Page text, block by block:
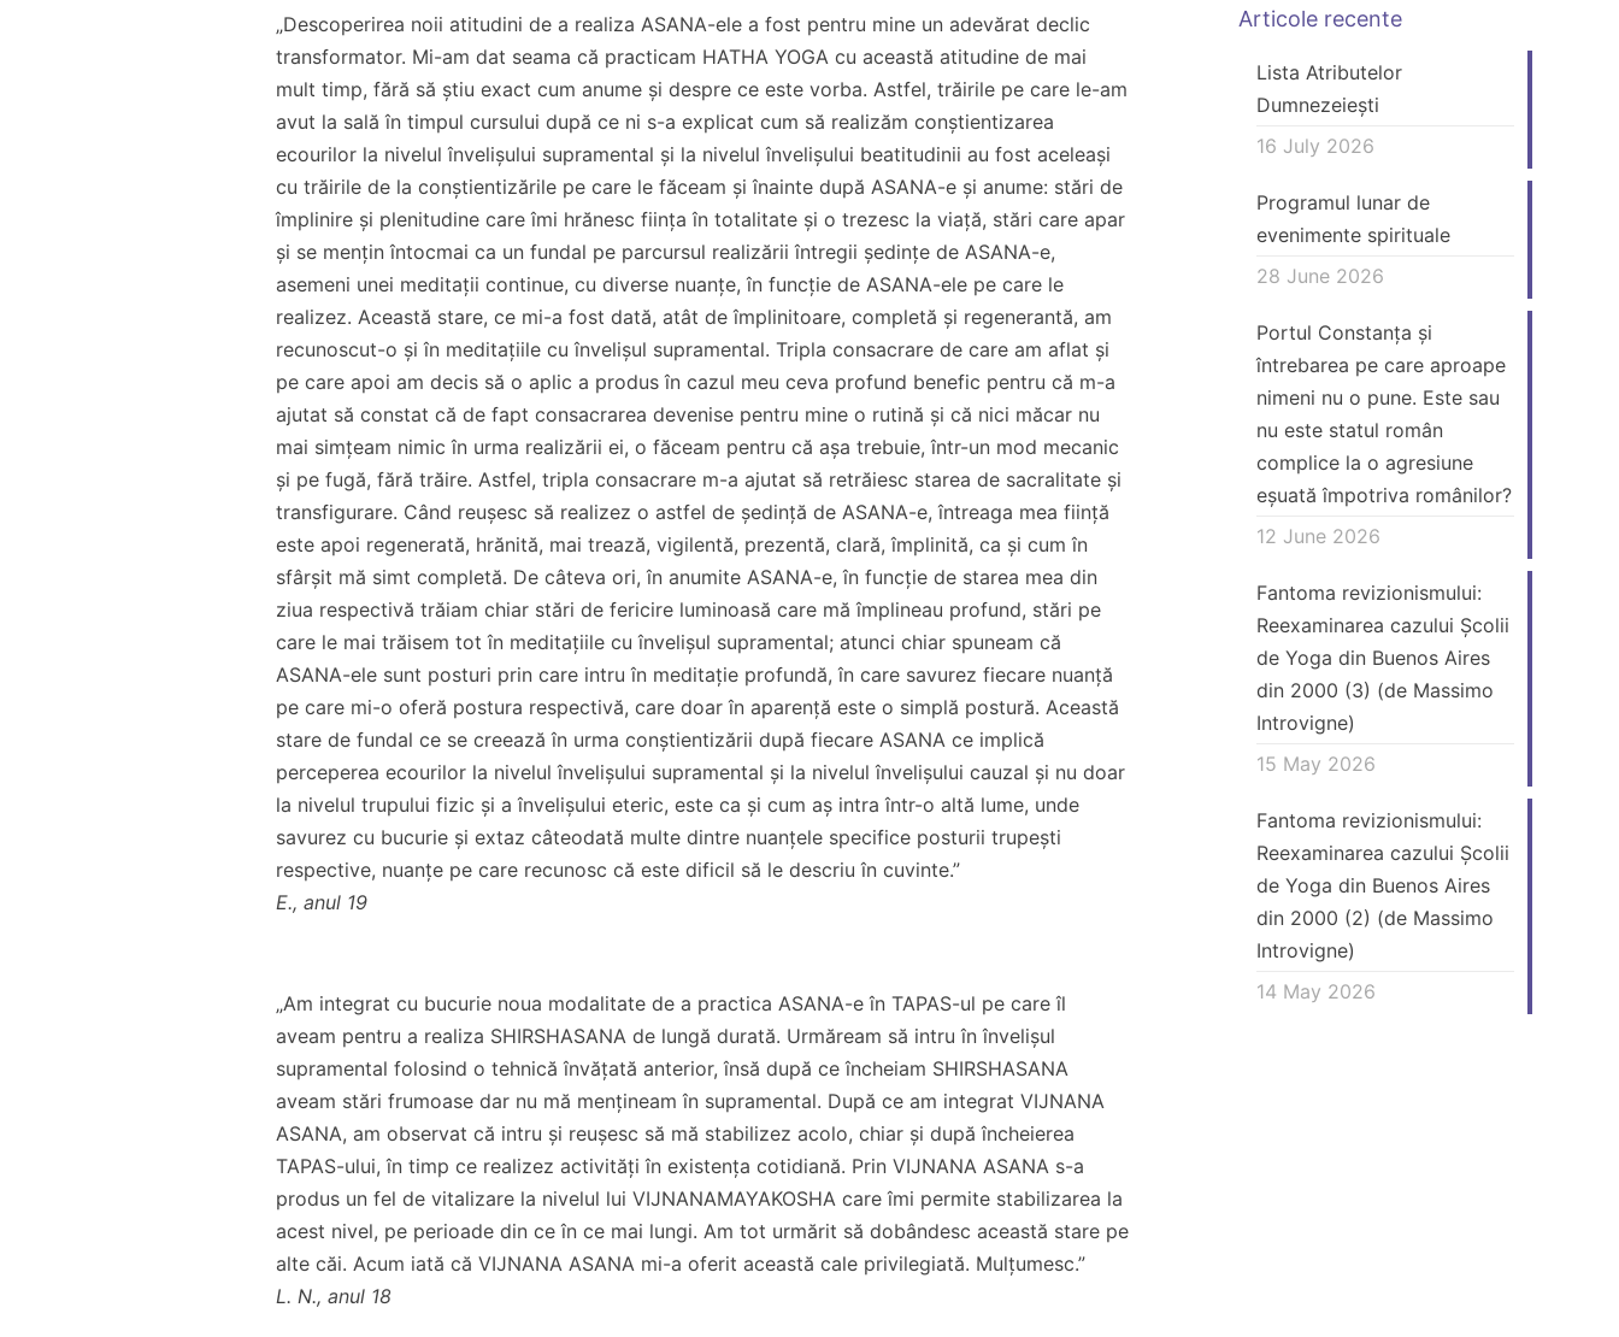
„Descoperirea noii atitudini de a realiza ASANA-ele a fost pentru mine un adevărat declic
transformator. Mi-am dat seama că practicam HATHA YOGA cu această atitudine de mai
mult timp, fără să știu exact cum anume și despre ce este vorba. Astfel, trăirile pe care le-am
avut la sală în timpul cursului după ce ni s-a explicat cum să realizăm conștientizarea
ecourilor la nivelul învelișului supramental și la nivelul învelișului beatitudinii au fost aceleași
cu trăirile de la conștientizările pe care le făceam și înainte după ASANA-e și anume: stări de
împlinire și plenitudine care îmi hrănesc ființa în totalitate și o trezesc la viață, stări care apar
și se mențin întocmai ca un fundal pe parcursul realizării întregii ședințe de ASANA-e,
asemeni unei meditații continue, cu diverse nuanțe, în funcție de ASANA-ele pe care le
realizez. Această stare, ce mi-a fost dată, atât de împlinitoare, completă și regenerantă, am
recunoscut-o și în meditațiile cu învelișul supramental. Tripla consacrare de care am aflat și
pe care apoi am decis să o aplic a produs în cazul meu ceva profund benefic pentru că m-a
ajutat să constat că de fapt consacrarea devenise pentru mine o rutină și că nici măcar nu
mai simțeam nimic în urma realizării ei, o făceam pentru că așa trebuie, într-un mod mecanic
și pe fugă, fără trăire. Astfel, tripla consacrare m-a ajutat să retrăiesc starea de sacralitate și
transfigurare. Când reușesc să realizez o astfel de ședință de ASANA-e, întreaga mea ființă
este apoi regenerată, hrănită, mai trează, vigilentă, prezentă, clară, împlinită, ca și cum în
sfârșit mă simt completă. De câteva ori, în anumite ASANA-e, în funcție de starea mea din
ziua respectivă trăiam chiar stări de fericire luminoasă care mă împlineau profund, stări pe
care le mai trăisem tot în meditațiile cu învelișul supramental; atunci chiar spuneam că
ASANA-ele sunt posturi prin care intru în meditație profundă, în care savurez fiecare nuanță
pe care mi-o oferă postura respectivă, care doar în aparență este o simplă postură. Această
stare de fundal ce se creează în urma conștientizării după fiecare ASANA ce implică
perceperea ecourilor la nivelul învelișului supramental și la nivelul învelișului cauzal și nu doar
la nivelul trupului fizic și a învelișului eteric, este ca și cum aș intra într-o altă lume, unde
savurez cu bucurie și extaz câteodată multe dintre nuanțele specifice posturii trupești
respective, nuanțe pe care recunosc că este dificil să le descriu în cuvinte.”
E., anul 19
„Am integrat cu bucurie noua modalitate de a practica ASANA-e în TAPAS-ul pe care îl
aveam pentru a realiza SHIRSHASANA de lungă durată. Urmăream să intru în învelișul
supramental folosind o tehnică învățată anterior, însă după ce încheiam SHIRSHASANA
aveam stări frumoase dar nu mă mențineam în supramental. După ce am integrat VIJNANA
ASANA, am observat că intru și reușesc să mă stabilizez acolo, chiar și după încheierea
TAPAS-ului, în timp ce realizez activități în existența cotidiană. Prin VIJNANA ASANA s-a
produs un fel de vitalizare la nivelul lui VIJNANAMAYAKOSHA care îmi permite stabilizarea la
acest nivel, pe perioade din ce în ce mai lungi. Am tot urmărit să dobândesc această stare pe
alte căi. Acum iată că VIJNANA ASANA mi-a oferit această cale privilegiată. Mulțumesc.”
L. N., anul 18
Articole recente
Lista Atributelor
Dumnezeiești
16 July 2026
Programul lunar de
evenimente spirituale
28 June 2026
Portul Constanța și
întrebarea pe care aproape
nimeni nu o pune. Este sau
nu este statul român
complice la o agresiune
eșuată împotriva românilor?
12 June 2026
Fantoma revizionismului:
Reexaminarea cazului Școlii
de Yoga din Buenos Aires
din 2000 (3) (de Massimo
Introvigne)
15 May 2026
Fantoma revizionismului:
Reexaminarea cazului Școlii
de Yoga din Buenos Aires
din 2000 (2) (de Massimo
Introvigne)
14 May 2026